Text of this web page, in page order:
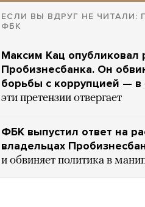
ЕСЛИ ВЫ ВДРУГ НЕ ЧИТАЛИ:
ФБК
Максим Кац опубликовал
Пробизнесбанка. Он
борьбы с коррупцией — в
эти претензии отвергает
ФБК выпустил ответ на
владельцах
и обвиняет политика в